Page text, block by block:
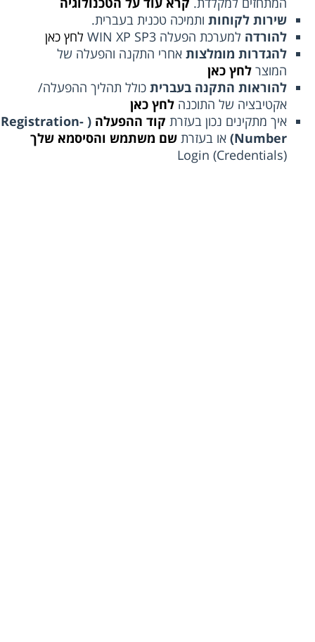
שירות לקוחותותמיכה טכנית בעברית.
להורדהלמערכת הפעלה WIN XP SP3
לחץ כאן
להגדרות מומלצותאחרי התקנה והפעלה של
המוצרלחץ כאן
להוראות התקנה בעבריתכולל תהליך ההפעלה/
אקטיבציה של התוכנהלחץ כאן
איך מתקינים נכון בעזרתקוד ההפעלה
( Registration-
Number) או בעזרתשם משתמש והסיסמא שלך